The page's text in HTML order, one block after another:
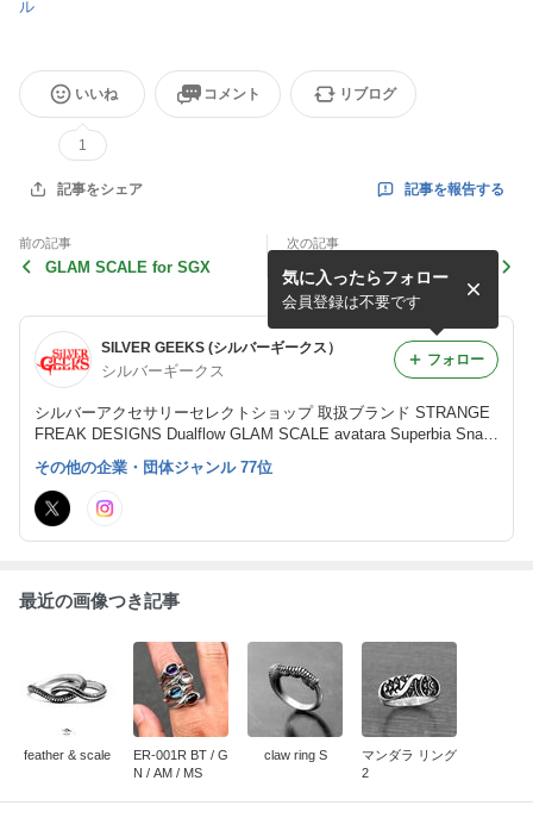
ル
いいね
1
コメント リブログ
記事をシェア 記事を報告する
前の記事
GLAM SCALE for SGX
次の記事
Superbia for SGX
SILVER GEEKS (シルバーギークス）
シルバーギークス
シルバーアクセサリーセレクトショップ 取扱ブランド STRANGE
FREAK DESIGNS Dualflow GLAM SCALE avatara Superbia Snak
e Pit Leather Works
気に入ったらフォロー
会員登録は不要です
フォロー
その他の企業・団体ジャンル 77位
最近の画像つき記事
feather & scale
ER-001R BT / G
N / AM / MS
claw ring S
マンダラ リング
2